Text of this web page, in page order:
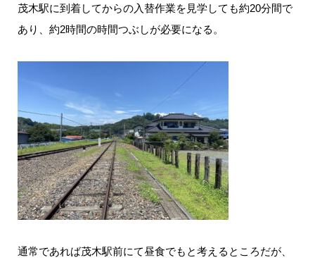
茂木駅に到着してからの入替作業を見学しても約20分間で
あり、約2時間の時間つぶしが必要になる。
通常であれば茂木駅前にて昼食でもと考えるところだが、